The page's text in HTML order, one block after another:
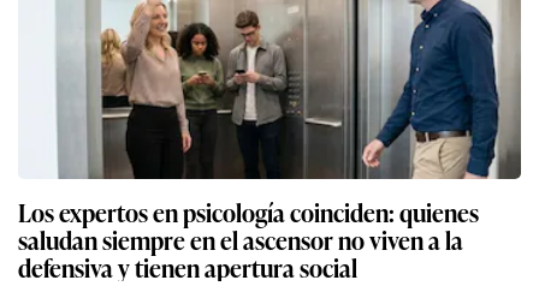
Los expertos en psicología coinciden: quienes
saludan siempre en el ascensor no viven a la
defensiva y tienen apertura social